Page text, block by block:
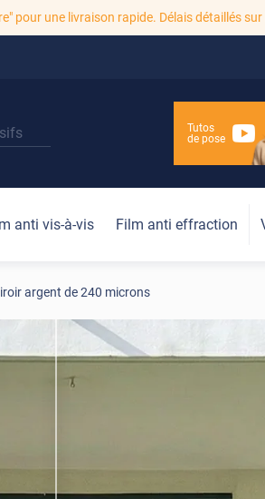
pour une livraison rapide. Délais détaillés
Tutos
de pose
anti vis-à-vis Film anti effraction
argent de 240 microns